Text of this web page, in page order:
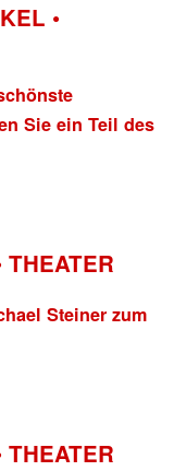
•
Sie ein Teil des
Steiner zum